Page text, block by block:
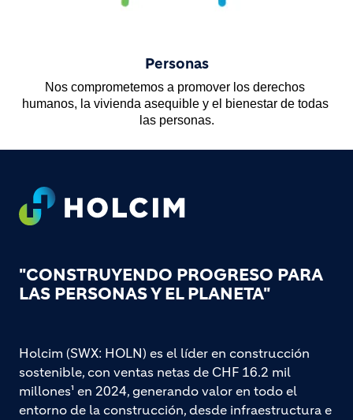
Personas
Nos comprometemos a promover los derechos
humanos, la vivienda asequible y el bienestar de todas
las personas.
Footer
"CONSTRUYENDO PROGRESO PARA
LAS PERSONAS Y EL PLANETA"
Holcim (SWX: HOLN) es el líder en construcción
sostenible, con ventas netas de CHF 16.2 mil
millones¹ en 2024, generando valor en todo el
entorno de la construcción, desde infraestructura e